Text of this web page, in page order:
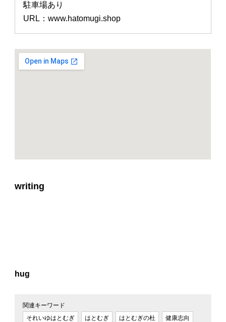
駐車場あり
URL：www.hatomugi.shop
writing
hug
関連キーワード
それいゆはとむぎ
はとむぎ はとむぎの杜 健康志向